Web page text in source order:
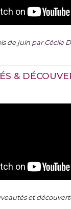
de juin par Cécile
&
et